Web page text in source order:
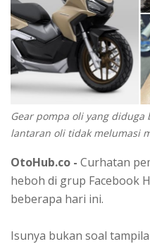
Gear pompa oli yang diduga
lantaran oli tidak melumasi
OtoHub.co - Curhatan
heboh di grup Facebook
beberapa hari ini.
Isunya bukan soal